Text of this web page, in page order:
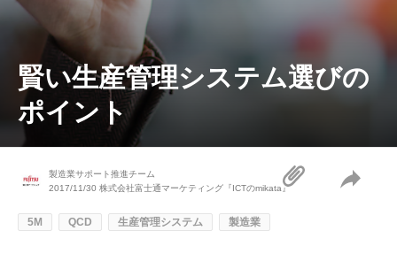
賢い生産管理システム選びの
ポイント
製造業サポート推進チーム
2017/11/30 株式会社富士通マーケティング『ICTのmikata』
5M QCD 生産管理システム 製造業